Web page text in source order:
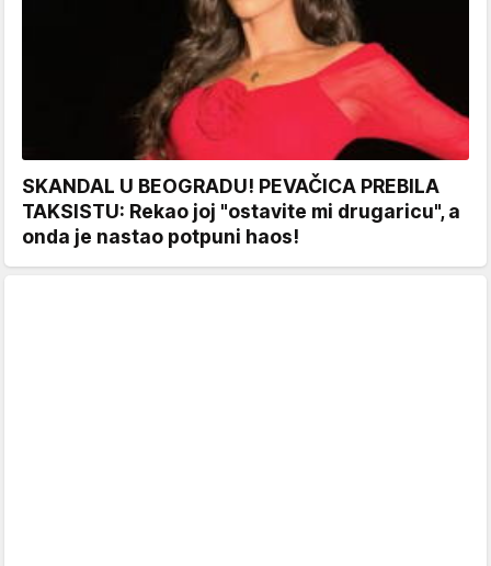
SKANDAL U BEOGRADU! PEVAČICA PREBILA
TAKSISTU: Rekao joj "ostavite mi drugaricu", a
onda je nastao potpuni haos!